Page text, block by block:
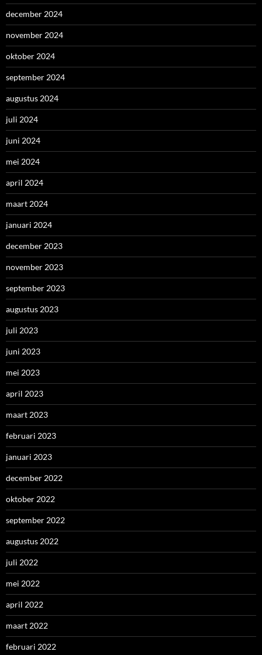
december 2024
november 2024
oktober 2024
september 2024
augustus 2024
juli 2024
juni 2024
mei 2024
april 2024
maart 2024
januari 2024
december 2023
november 2023
september 2023
augustus 2023
juli 2023
juni 2023
mei 2023
april 2023
maart 2023
februari 2023
januari 2023
december 2022
oktober 2022
september 2022
augustus 2022
juli 2022
mei 2022
april 2022
maart 2022
februari 2022